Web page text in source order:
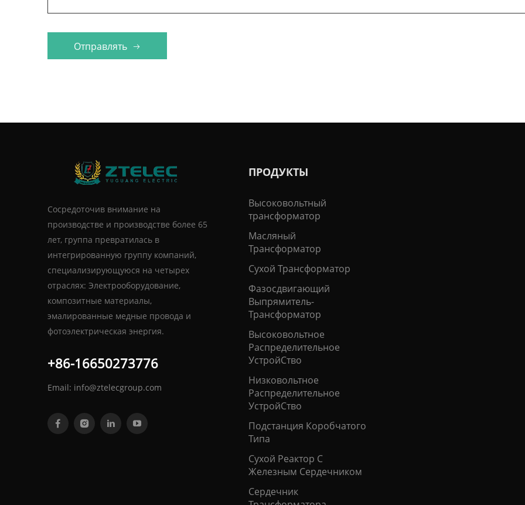
conformado; pulli…
Отправлять
Сосредоточив внимание на
производстве и производстве более 65
лет, группа превратилась в
интегрированную группу компаний,
специализирующуюся на четырех
отраслях: Электрооборудование,
композитные материалы,
эмалированные медные провода и
фотоэлектрическая энергия.
+86-16650273776
Email: info@ztelecgroup.com
ПРОДУКТЫ
Высоковольтный
трансформатор
Масляный
Трансформатор
Сухой Трансформатор
Фазосдвигающий
Выпрямитель-
Трансформатор
Высоковольтное
Распределительное
УстройСтво
Низковольтное
Распределительное
УстройСтво
Подстанция Коробчатого
Типа
Сухой Реактор С
Железным Сердечником
Сердечник